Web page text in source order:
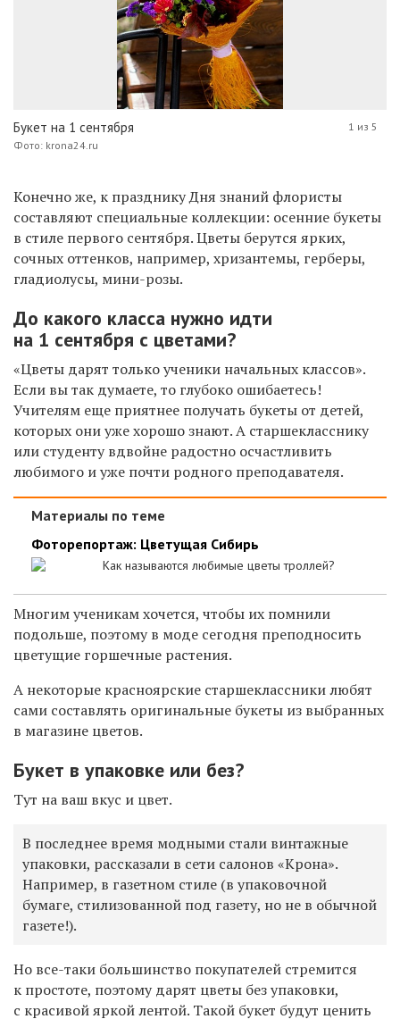
Букет на 1 сентября
Фото: krona24.ru
1 из 5
Конечно же, к празднику Дня знаний флористы
составляют специальные коллекции: осенние букеты
в стиле первого сентября. Цветы берутся ярких,
сочных оттенков, например, хризантемы, герберы,
гладиолусы, мини-розы.
До какого класса нужно идти
на 1 сентября с цветами?
«Цветы дарят только ученики начальных классов».
Если вы так думаете, то глубоко ошибаетесь!
Учителям еще приятнее получать букеты от детей,
которых они уже хорошо знают. А старшекласснику
или студенту вдвойне радостно осчастливить
любимого и уже почти родного преподавателя.
Материалы по теме
Фоторепортаж: Цветущая Сибирь
Как называются любимые цветы троллей?
Многим ученикам хочется, чтобы их помнили
подольше, поэтому в моде сегодня преподносить
цветущие горшечные растения.
А некоторые красноярские старшеклассники любят
сами составлять оригинальные букеты из выбранных
в магазине цветов.
Букет в упаковке или без?
Тут на ваш вкус и цвет.
В последнее время модными стали винтажные
упаковки, рассказали в сети салонов «Крона».
Например, в газетном стиле (в упаковочной
бумаге, стилизованной под газету, но не в обычной
газете!).
Но все-таки большинство покупателей стремится
к простоте, поэтому дарят цветы без упаковки,
с красивой яркой лентой. Такой букет будут ценить